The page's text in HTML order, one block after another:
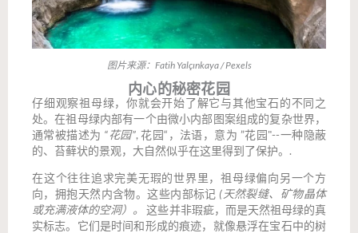
图片来源：Fatih Yalçınkaya / Pexels
内心的秘密花园
仔细观察祖母绿，你就会开始了解它与其他宝石的不同之
处。在祖母绿内部有一个由微小内部图案组成的复杂世界，
通常被描述为 “花园”, 花园“，法语，意为 ”花园"--一种隐蔽
的、苔藓状的景观，大自然似乎在这里得到了保护。.
在这个往往追求完美无瑕的世界里，祖母绿偏向另一个方
向，拥抱天然内含物。这些内部标记 (天然裂缝、矿物晶体
或充满液体的空洞）。
这些并非瑕疵，而是天然祖母绿的真
实标志。它们是时间和形成的痕迹，就像悬浮在宝石中的树